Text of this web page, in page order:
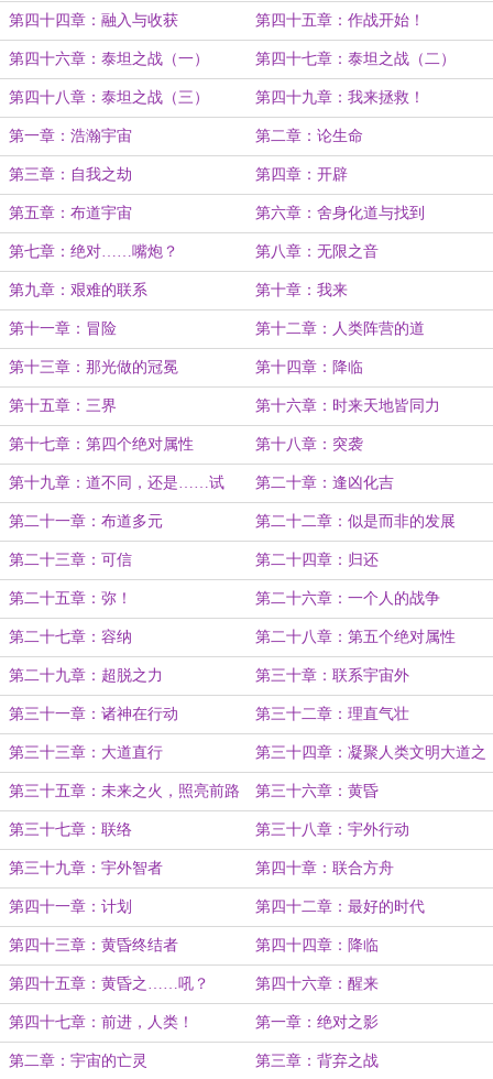
第四十四章：融入与收获 第四十五章：作战开始！
第四十六章：泰坦之战（一） 第四十七章：泰坦之战（二）
第四十八章：泰坦之战（三） 第四十九章：我来拯救！
第一章：浩瀚宇宙 第二章：论生命
第三章：自我之劫 第四章：开辟
第五章：布道宇宙 第六章：舍身化道与找到
第七章：绝对……嘴炮？ 第八章：无限之音
第九章：艰难的联系 第十章：我来
第十一章：冒险 第十二章：人类阵营的道
第十三章：那光做的冠冕 第十四章：降临
第十五章：三界 第十六章：时来天地皆同力
第十七章：第四个绝对属性 第十八章：突袭
第十九章：道不同，还是……试
探？
第二十章：逢凶化吉
第二十一章：布道多元 第二十二章：似是而非的发展
第二十三章：可信 第二十四章：归还
第二十五章：弥！ 第二十六章：一个人的战争
第二十七章：容纳 第二十八章：第五个绝对属性
第二十九章：超脱之力 第三十章：联系宇宙外
第三十一章：诸神在行动 第三十二章：理直气壮
第三十三章：大道直行 第三十四章：凝聚人类文明大道之
器
第三十五章：未来之火，照亮前路 第三十六章：黄昏
第三十七章：联络 第三十八章：宇外行动
第三十九章：宇外智者 第四十章：联合方舟
第四十一章：计划 第四十二章：最好的时代
第四十三章：黄昏终结者 第四十四章：降临
第四十五章：黄昏之……吼？ 第四十六章：醒来
第四十七章：前进，人类！ 第一章：绝对之影
第二章：宇宙的亡灵 第三章：背弃之战